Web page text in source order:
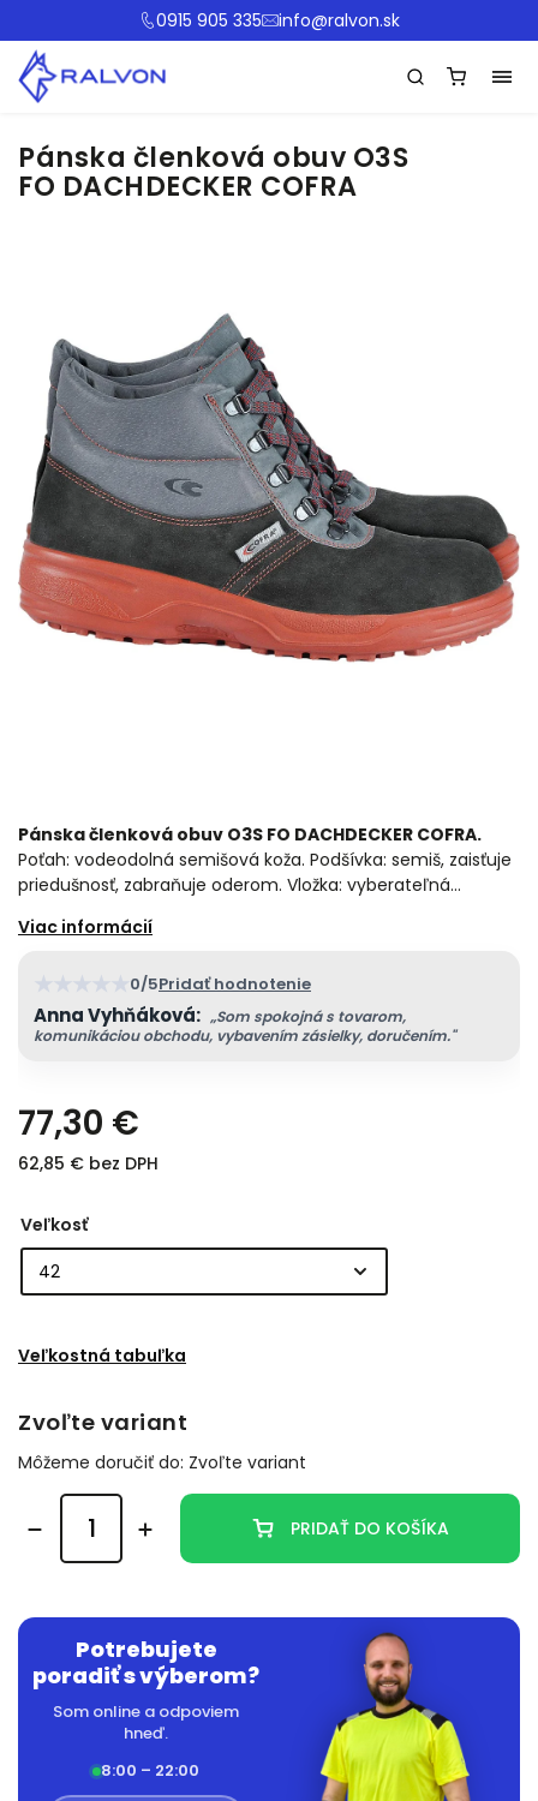
0915 905 335 info@ralvon.sk
Pánska členková obuv O3S
FO DACHDECKER COFRA
Pánska členková obuv O3S FO DACHDECKER COFRA.
Poťah: vodeodolná semišová koža. Podšívka: semiš, zaisťuje
priedušnosť, zabraňuje oderom. Vložka: vyberateľná…
★ ★ ★ ★ ★0/5Pridať hodnotenie
Anna Vyhňáková: „Som spokojná s tovarom,
komunikáciou obchodu, vybavením zásielky, doručením."
77,30 €
62,85 € bez DPH
Veľkosť
Veľkostná tabuľka
Zvoľte variant
Môžeme doručiť do: Zvoľte variant
PRIDAŤ DO KOŠÍKA
Potrebujete
poradiť s výberom?
Som online a odpoviem
hneď.
8:00 – 22:00